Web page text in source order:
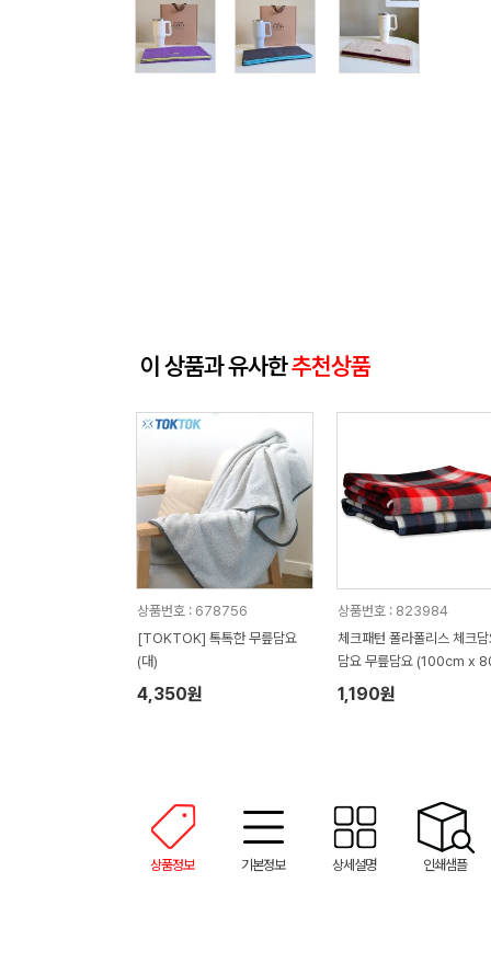
이 상품과 유사한추천상품
상품번호 : 678756
[TOKTOK] 톡톡한 무릎담요
(대)
4,350원
상품번호 : 823984
체크패턴 폴라폴리스 체크담
담요 무릎담요 (100cm x
m) // 인쇄제작가능
1,190원
상품정보 기본정보 상세설명 인쇄샘플